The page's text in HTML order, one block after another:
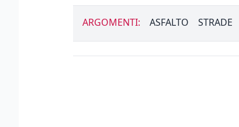
ARGOMENTI: ASFALTO STRADE